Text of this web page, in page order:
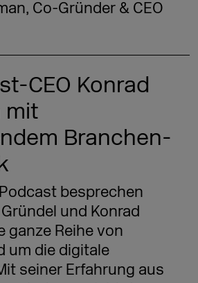
Co-Gründer & CEO
CEO Konrad
mit
Branchen-
besprechen
und Konrad
ganze Reihe von
um die digitale
seiner Erfahrung aus